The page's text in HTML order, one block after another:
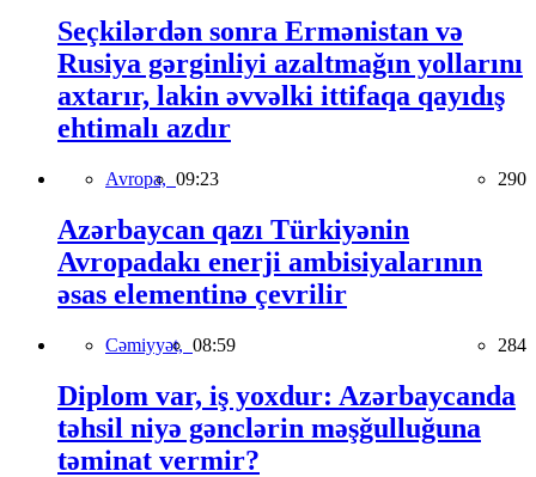
Seçkilərdən sonra Ermənistan və
Rusiya gərginliyi azaltmağın yollarını
axtarır, lakin əvvəlki ittifaqa qayıdış
ehtimalı azdır
Avropa, 09:23 290
Azərbaycan qazı Türkiyənin
Avropadakı enerji ambisiyalarının
əsas elementinə çevrilir
Cəmiyyət, 08:59 284
Diplom var, iş yoxdur: Azərbaycanda
təhsil niyə gənclərin məşğulluğuna
təminat vermir?